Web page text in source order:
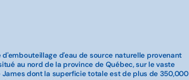
d'embouteillage d'eau de source naturelle provenant
situé au nord de la province de Québec, sur le vaste
dont la superficie totale est de plus de 350,000